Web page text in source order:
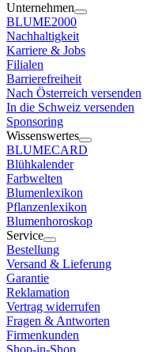
Unternehmen
BLUME2000
Nachhaltigkeit
Karriere & Jobs
Filialen
Barrierefreiheit
Nach Österreich versenden
In die Schweiz versenden
Sponsoring
Wissenswertes
BLUMECARD
Blühkalender
Farbwelten
Blumenlexikon
Pflanzenlexikon
Blumenhoroskop
Service
Bestellung
Versand & Lieferung
Garantie
Reklamation
Vertrag widerrufen
Fragen & Antworten
Firmenkunden